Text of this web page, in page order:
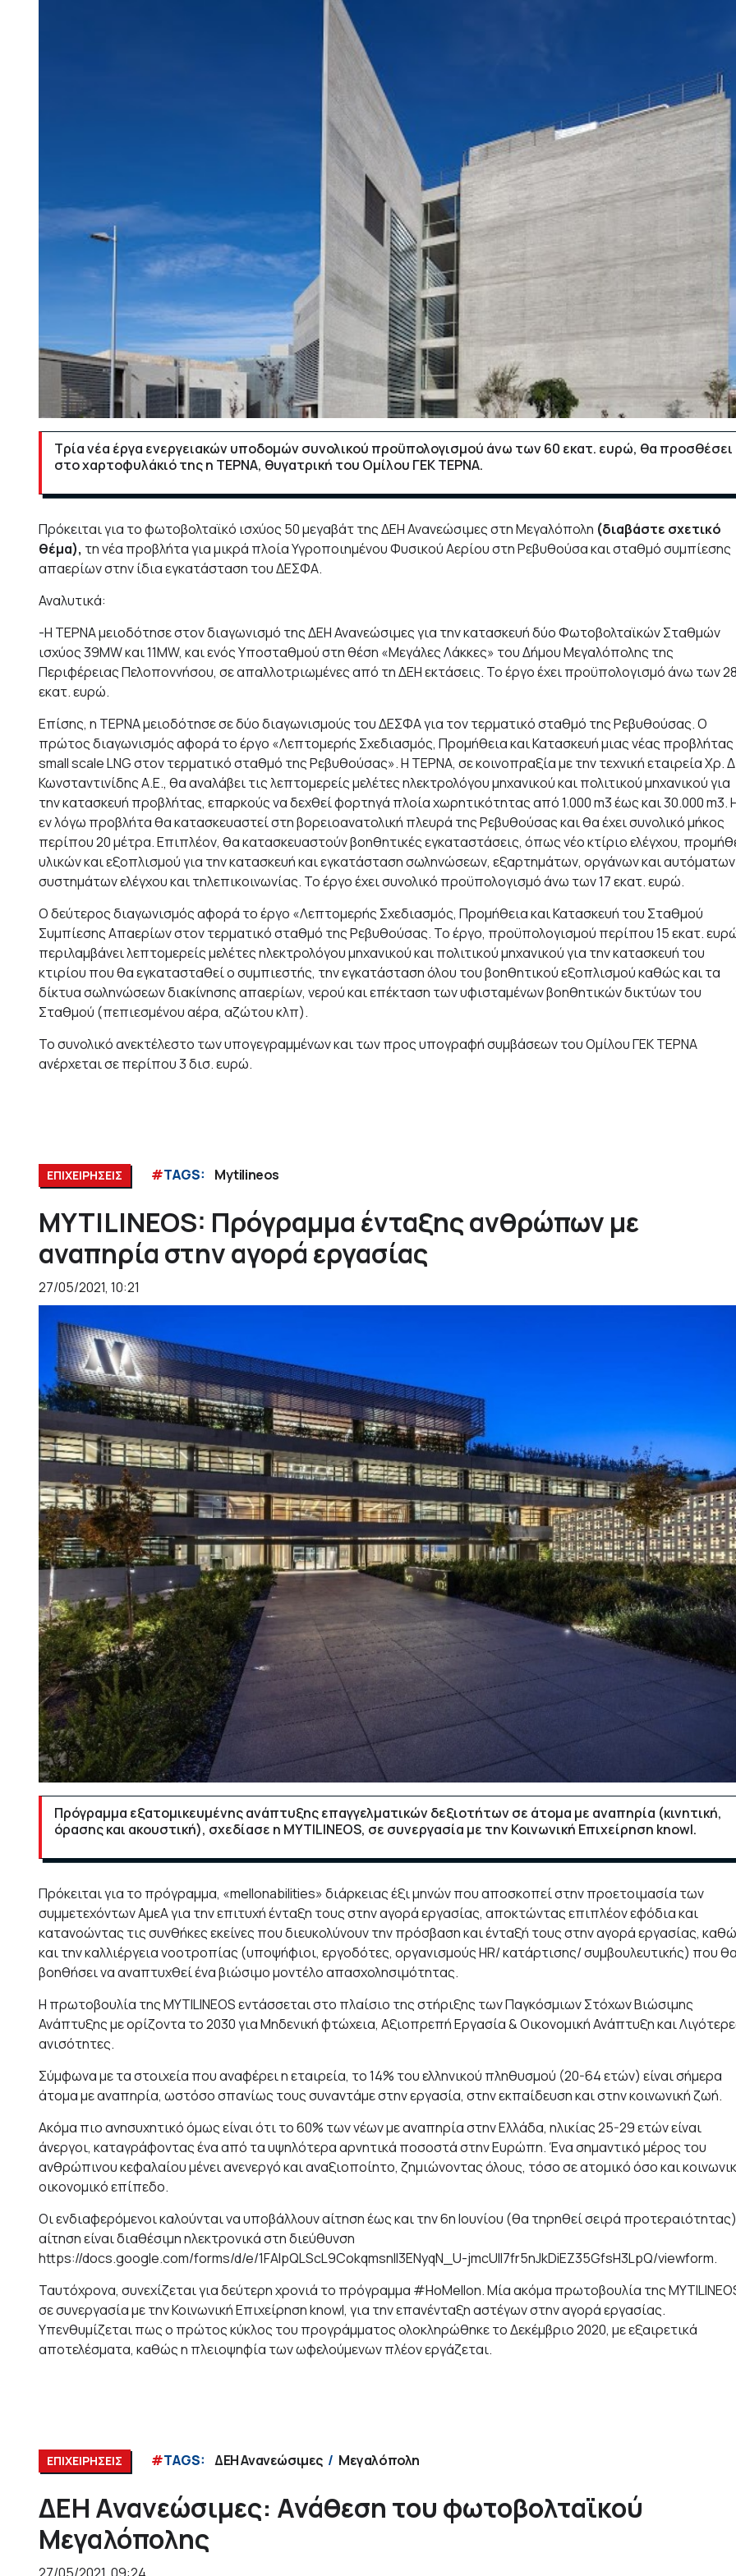
Τρία νέα έργα ενεργειακών υποδομών συνολικού προϋπολογισμού άνω των 60 εκατ. ευρώ, θα προσθέσει
στο χαρτοφυλάκιό της η ΤΕΡΝΑ, θυγατρική του Ομίλου ΓΕΚ ΤΕΡΝΑ.
Πρόκειται για το φωτοβολταϊκό ισχύος 50 μεγαβάτ της ΔΕΗ Ανανεώσιμες στη Μεγαλόπολη (διαβάστε σχετικό
θέμα), τη νέα προβλήτα για μικρά πλοία Υγροποιημένου Φυσικού Αερίου στη Ρεβυθούσα και σταθμό συμπίεσης
απαερίων στην ίδια εγκατάσταση του ΔΕΣΦΑ.
Αναλυτικά:
-Η ΤΕΡΝΑ μειοδότησε στον διαγωνισμό της ΔΕΗ Ανανεώσιμες για την κατασκευή δύο Φωτοβολταϊκών Σταθμών
ισχύος 39MW και 11MW, και ενός Υποσταθμού στη θέση «Μεγάλες Λάκκες» του Δήμου Μεγαλόπολης της
Περιφέρειας Πελοποννήσου, σε απαλλοτριωμένες από τη ΔΕΗ εκτάσεις. Το έργο έχει προϋπολογισμό άνω των
εκατ. ευρώ.
Επίσης, η ΤΕΡΝΑ μειοδότησε σε δύο διαγωνισμούς του ΔΕΣΦΑ για τον τερματικό σταθμό της Ρεβυθούσας. Ο
πρώτος διαγωνισμός αφορά το έργο «Λεπτομερής Σχεδιασμός, Προμήθεια και Κατασκευή μιας νέας προβλήτας
small scale LNG στον τερματικό σταθμό της Ρεβυθούσας». Η ΤΕΡΝΑ, σε κοινοπραξία με την τεχνική εταιρεία Χρ.
Κωνσταντινίδης Α.Ε., θα αναλάβει τις λεπτομερείς μελέτες ηλεκτρολόγου μηχανικού και πολιτικού μηχανικού για
την κατασκευή προβλήτας, επαρκούς να δεχθεί φορτηγά πλοία χωρητικότητας από 1.000 m3 έως και 30.000 m3.
εν λόγω προβλήτα θα κατασκευαστεί στη βορειοανατολική πλευρά της Ρεβυθούσας και θα έχει συνολικό μήκος
περίπου 20 μέτρα. Επιπλέον, θα κατασκευαστούν βοηθητικές εγκαταστάσεις, όπως νέο κτίριο ελέγχου,
υλικών και εξοπλισμού για την κατασκευή και εγκατάσταση σωληνώσεων, εξαρτημάτων, οργάνων και αυτόματων
συστημάτων ελέγχου και τηλεπικοινωνίας. Το έργο έχει συνολικό προϋπολογισμό άνω των 17 εκατ. ευρώ.
Ο δεύτερος διαγωνισμός αφορά το έργο «Λεπτομερής Σχεδιασμός, Προμήθεια και Κατασκευή του Σταθμού
Συμπίεσης Απαερίων στον τερματικό σταθμό της Ρεβυθούσας. Το έργο, προϋπολογισμού περίπου 15 εκατ.
περιλαμβάνει λεπτομερείς μελέτες ηλεκτρολόγου μηχανικού και πολιτικού μηχανικού για την κατασκευή του
κτιρίου που θα εγκατασταθεί ο συμπιεστής, την εγκατάσταση όλου του βοηθητικού εξοπλισμού καθώς και τα
δίκτυα σωληνώσεων διακίνησης απαερίων, νερού και επέκταση των υφισταμένων βοηθητικών δικτύων του
Σταθμού (πεπιεσμένου αέρα, αζώτου κλπ).
Το συνολικό ανεκτέλεστο των υπογεγραμμένων και των προς υπογραφή συμβάσεων του Ομίλου ΓΕΚ ΤΕΡΝΑ
ανέρχεται σε περίπου 3 δισ. ευρώ.
ΕΠΙΧΕΙΡΗΣΕΙΣ #TAGS: Mytilineos
MYTILINEOS: Πρόγραμμα ένταξης ανθρώπων με
αναπηρία στην αγορά εργασίας
27/05/2021, 10:21
Πρόγραμμα εξατομικευμένης ανάπτυξης επαγγελματικών δεξιοτήτων σε άτομα με αναπηρία (κινητική,
όρασης και ακουστική), σχεδίασε η MYTILINEOS, σε συνεργασία με την Κοινωνική Επιχείρηση knowl.
Πρόκειται για το πρόγραμμα, «mellonabilities» διάρκειας έξι μηνών που αποσκοπεί στην προετοιμασία των
συμμετεχόντων ΑμεΑ για την επιτυχή ένταξη τους στην αγορά εργασίας, αποκτώντας επιπλέον εφόδια και
κατανοώντας τις συνθήκες εκείνες που διευκολύνουν την πρόσβαση και ένταξή τους στην αγορά εργασίας,
και την καλλιέργεια νοοτροπίας (υποψήφιοι, εργοδότες, οργανισμούς HR/ κατάρτισης/ συμβουλευτικής) που θα
βοηθήσει να αναπτυχθεί ένα βιώσιμο μοντέλο απασχολησιμότητας.
Η πρωτοβουλία της MYTILINEOS εντάσσεται στο πλαίσιο της στήριξης των Παγκόσμιων Στόχων Βιώσιμης
Ανάπτυξης με ορίζοντα το 2030 για Μηδενική φτώχεια, Αξιοπρεπή Εργασία & Οικονομική Ανάπτυξη και
ανισότητες.
Σύμφωνα με τα στοιχεία που αναφέρει η εταιρεία, το 14% του ελληνικού πληθυσμού (20-64 ετών) είναι σήμερα
άτομα με αναπηρία, ωστόσο σπανίως τους συναντάμε στην εργασία, στην εκπαίδευση και στην κοινωνική ζωή.
Ακόμα πιο ανησυχητικό όμως είναι ότι το 60% των νέων με αναπηρία στην Ελλάδα, ηλικίας 25-29 ετών είναι
άνεργοι, καταγράφοντας ένα από τα υψηλότερα αρνητικά ποσοστά στην Ευρώπη. Ένα σημαντικό μέρος του
ανθρώπινου κεφαλαίου μένει ανενεργό και αναξιοποίητο, ζημιώνοντας όλους, τόσο σε ατομικό όσο και
οικονομικό επίπεδο.
Οι ενδιαφερόμενοι καλούνται να υποβάλλουν αίτηση έως και την 6η Ιουνίου (θα τηρηθεί σειρά
αίτηση είναι διαθέσιμη ηλεκτρονικά στη διεύθυνση
https://docs.google.com/forms/d/e/1FAIpQLScL9CokqmsnII3ENyqN_U-jmcUll7fr5nJkDiEZ35GfsH3LpQ/viewform.
Ταυτόχρονα, συνεχίζεται για δεύτερη χρονιά το πρόγραμμα #HoMellon. Μία ακόμα πρωτοβουλία της
σε συνεργασία με την Κοινωνική Επιχείρηση knowl, για την επανένταξη αστέγων στην αγορά εργασίας.
Υπενθυμίζεται πως ο πρώτος κύκλος του προγράμματος ολοκληρώθηκε το Δεκέμβριο 2020, με εξαιρετικά
αποτελέσματα, καθώς η πλειοψηφία των ωφελούμενων πλέον εργάζεται.
ΕΠΙΧΕΙΡΗΣΕΙΣ #TAGS: ΔΕΗ Ανανεώσιμες Μεγαλόπολη
ΔΕΗ Ανανεώσιμες: Ανάθεση του φωτοβολταϊκού
Μεγαλόπολης